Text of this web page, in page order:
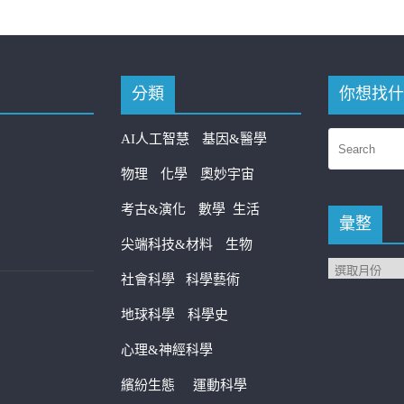
分類
AI人工智慧 基因&醫學
物理 化學 奧妙宇宙
考古&演化 數學 生活
尖端科技&材料 生物
社會科學 科學藝術
地球科學 科學史
心理&神經科學
繽紛生態 運動科學
你想找
彙整